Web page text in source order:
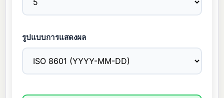
รูปแบบการแสดงผล